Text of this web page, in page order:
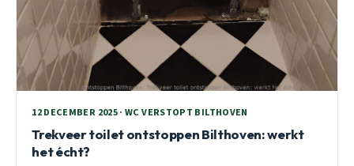
12 DECEMBER 2025 · WC VERSTOPT BILTHOVEN
Trekveer toilet ontstoppen Bilthoven: werkt
het écht?